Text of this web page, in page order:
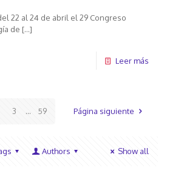
22 al 24 de abril el 29 Congreso
de […]
Leer más
3 ... 59 Página siguiente
Authors Show all